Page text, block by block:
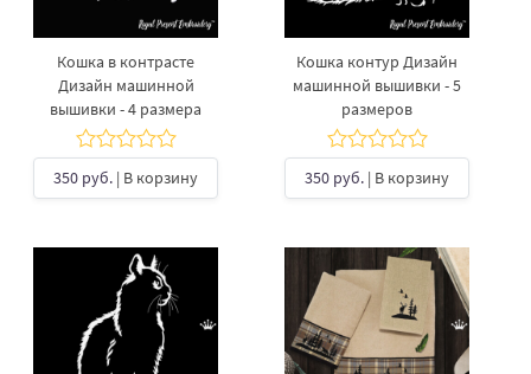
Кошка в контрасте
Дизайн машинной
вышивки - 4 размера
350 руб. | В корзину
Кошка контур Дизайн
машинной вышивки - 5
размеров
350 руб. | В корзину